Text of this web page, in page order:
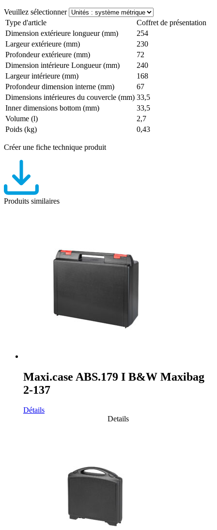
Veuillez sélectionner
Type d'article
Coffret de présentation
Dimension extérieure longueur (mm)
254
Largeur extérieure (mm)
230
Profondeur extérieure (mm)
72
Dimension intérieure Longueur (mm)
240
Largeur intérieure (mm)
168
Profondeur dimension interne (mm)
67
Dimensions intérieures du couvercle (mm) 33,5
Inner dimensions bottom (mm)
33,5
Volume (l)
2,7
Poids (kg)
0,43
Créer une fiche technique produit
Produits similaires
Maxi.case ABS.179 I B&W Maxibag
2-137
Détails
Details